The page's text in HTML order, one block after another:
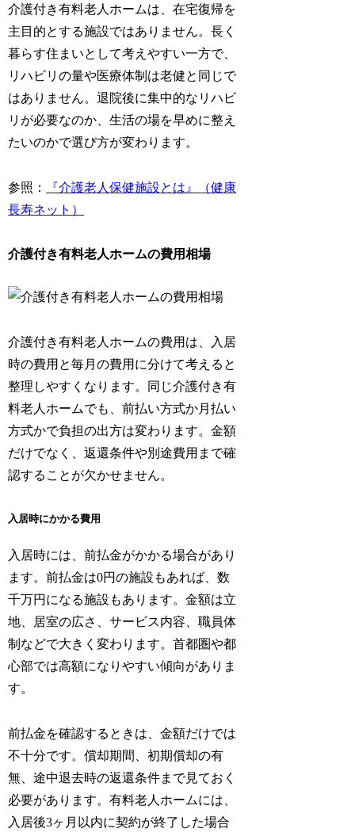
介護付き有料老人ホームは、在宅復帰を
主目的とする施設ではありません。長く
暮らす住まいとして考えやすい一方で、
リハビリの量や医療体制は老健と同じで
はありません。退院後に集中的なリハビ
リが必要なのか、生活の場を早めに整え
たいのかで選び方が変わります。
参照：
『介護老人保健施設とは』（健康
長寿ネット）
介護付き有料老人ホームの費用相場
介護付き有料老人ホームの費用は、入居
時の費用と毎月の費用に分けて考えると
整理しやすくなります。同じ介護付き有
料老人ホームでも、前払い方式か月払い
方式かで負担の出方は変わります。金額
だけでなく、返還条件や別途費用まで確
認することが欠かせません。
入居時にかかる費用
入居時には、前払金がかかる場合があり
ます。前払金は0円の施設もあれば、数
千万円になる施設もあります。金額は立
地、居室の広さ、サービス内容、職員体
制などで大きく変わります。首都圏や都
心部では高額になりやすい傾向がありま
す。
前払金を確認するときは、金額だけでは
不十分です。償却期間、初期償却の有
無、途中退去時の返還条件まで見ておく
必要があります。有料老人ホームには、
入居後3ヶ月以内に契約が終了した場合